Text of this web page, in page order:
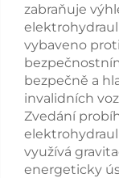
zabraňuje
vybaveno
bezpečně a
invalidních
Zvedání
využívá
energeticky